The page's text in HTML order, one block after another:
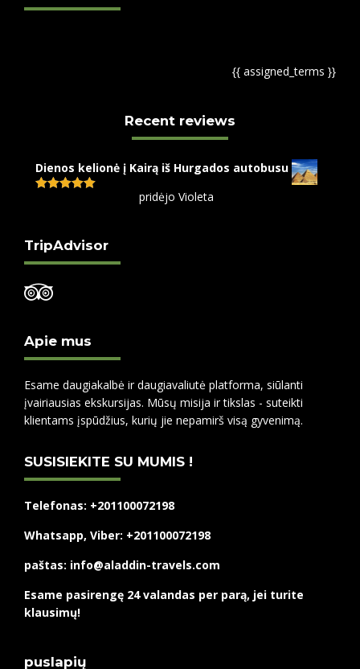
{{ assigned_terms }}
Recent reviews
Dienos kelionė į Kairą iš Hurgados autobusu
pridėjo Violeta
TripAdvisor
Apie mus
Esame daugiakalbė ir daugiavaliutė platforma, siūlanti
įvairiausias ekskursijas. Mūsų misija ir tikslas - suteikti
klientams įspūdžius, kurių jie nepamirš visą gyvenimą.
SUSISIEKITE SU MUMIS !
Telefonas: +201100072198
Whatsapp, Viber: +201100072198
paštas: info@aladdin-travels.com
Esame pasirengę 24 valandas per parą, jei turite
klausimų!
puslapių